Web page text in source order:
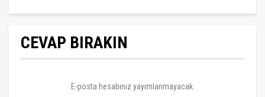
CEVAP BIRAKIN
E-posta hesabınız yayımlanmayacak.